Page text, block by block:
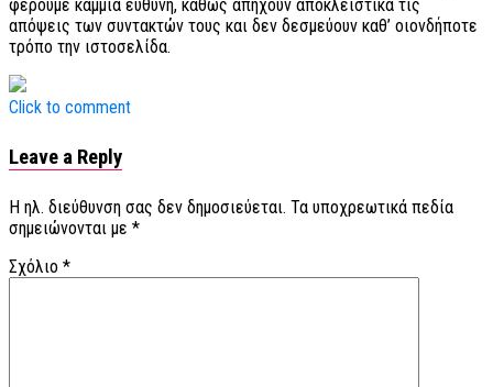
φέρουμε καμμία ευθύνη, καθώς απηχούν αποκλειστικά τις
απόψεις των συντακτών τους και δεν δεσμεύουν καθ’ οιονδήποτε
τρόπο την ιστοσελίδα.
Click to comment
Leave a Reply
Η ηλ. διεύθυνση σας δεν δημοσιεύεται. Τα υποχρεωτικά πεδία
σημειώνονται με *
Σχόλιο *